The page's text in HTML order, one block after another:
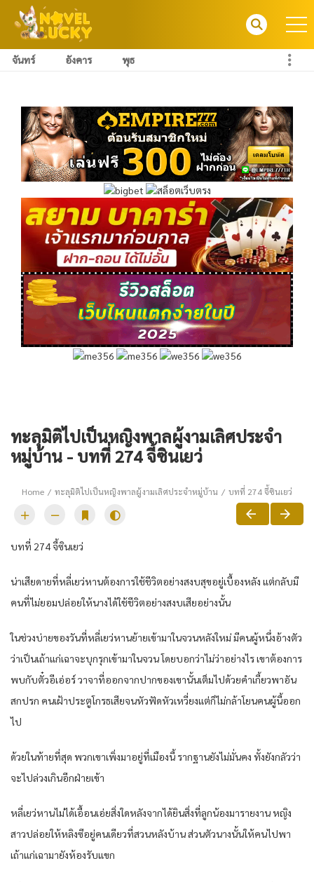
จันทร์ อังคาร พุธ
ทะลุมิติไปเป็นหญิงพาลผู้งามเลิศประจำ
หมู่บ้าน - บทที่ 274 จี้ซินเยว่
Home ทะลุมิติไปเป็นหญิงพาลผู้งามเลิศประจำหมู่บ้าน บทที่ 274 จี้ซินเยว่
บทที่ 274 จี้ซินเยว่
น่าเสียดายที่หลี่เยว่หานต้องการใช้ชีวิตอย่างสงบสุขอยู่เบื้องหลัง แต่กลับมี
คนที่ไม่ยอมปล่อยให้นางได้ใช้ชีวิตอย่างสงบเสียอย่างนั้น
ในช่วงบ่ายของวันที่หลี่เยว่หานย้ายเข้ามาในจวนหลังใหม่ มีคนผู้หนึ่งอ้างตัว
ว่าเป็นเถ้าแก่เฉาจะบุกรุกเข้ามาในจวน โดยบอกว่าไม่ว่าอย่างไร เขาต้องการ
พบกับตั๋วอีเอ่อร์ วาจาที่ออกจากปากของเขานั้นเต็มไปด้วยคำเกี้ยวพาอัน
สกปรก คนเฝ้าประตูโกรธเสียจนหัวฟัดหัวเหวี่ยงแต่ก็ไม่กล้าโยนคนผู้นี้ออก
ไป
ด้วยในท้ายที่สุด พวกเขาเพิ่งมาอยู่ที่เมืองนี้ รากฐานยังไม่มั่นคง ทั้งยังกลัวว่า
จะไปล่วงเกินอีกฝ่ายเข้า
หลี่เยว่หานไม่ได้เอื้อนเอ่ยสิ่งใดหลังจากได้ยินสิ่งที่ลูกน้องมารายงาน หญิง
สาวปล่อยให้หลิงซีอยู่คนเดียวที่สวนหลังบ้าน ส่วนตัวนางนั้นให้คนไปพา
เถ้าแก่เฉามายังห้องรับแขก